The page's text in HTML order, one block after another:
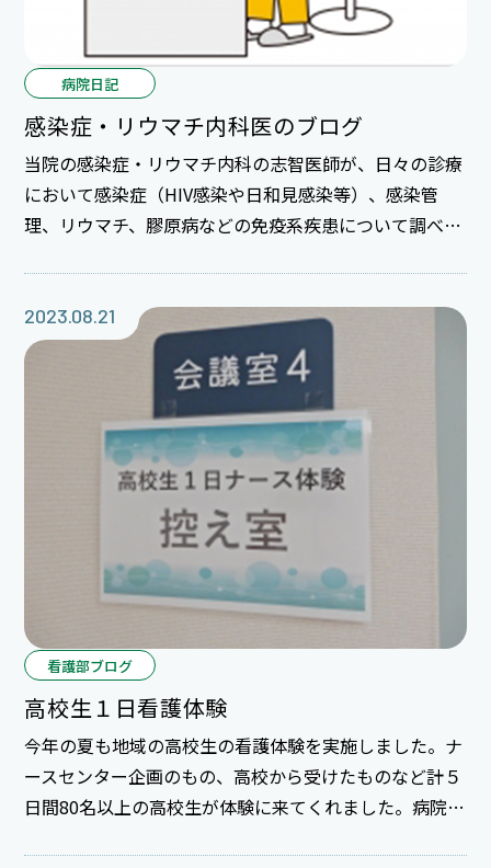
病院日記
感染症・リウマチ内科医のブログ
当院の感染症・リウマチ内科の志智医師が、日々の診療
において感染症（HIV感染や日和見感染等）、感染管
理、リウマチ、膠原病などの免疫系疾患について調べて
者にもためになるような情報発信を発信しています。 ご
興味のある方は、一度覗いてみてください。 内科勤務
医ブログ 感染症・リウマチ内科のメモ
2023.08.21
看護部ブログ
高校生１日看護体験
今年の夏も地域の高校生の看護体験を実施しました。ナ
ースセンター企画のもの、高校から受けたものなど計５
日間80名以上の高校生が体験に来てくれました。病院や